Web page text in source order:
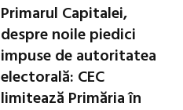
Primarul Capitalei,
despre noile piedici
impuse de autoritatea
electorală: CEC
limitează Primăria în